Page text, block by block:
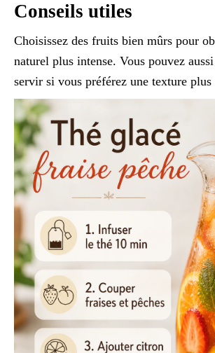
Conseils utiles
Choisissez des fruits bien mûrs pour
naturel plus intense. Vous pouvez
servir si vous préférez une texture plus